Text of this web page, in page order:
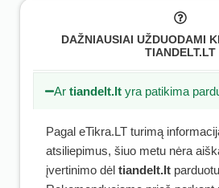
DAŽNIAUSIAI UŽDUODAMI
TIANDELT.LT
Artiandelt.lt yra patikima
Pagal eTikra.LT turimą
atsiliepimus, šiuo metu nėra
įvertinimo dėl tiandelt.lt